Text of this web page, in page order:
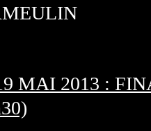
MAI 2013 :